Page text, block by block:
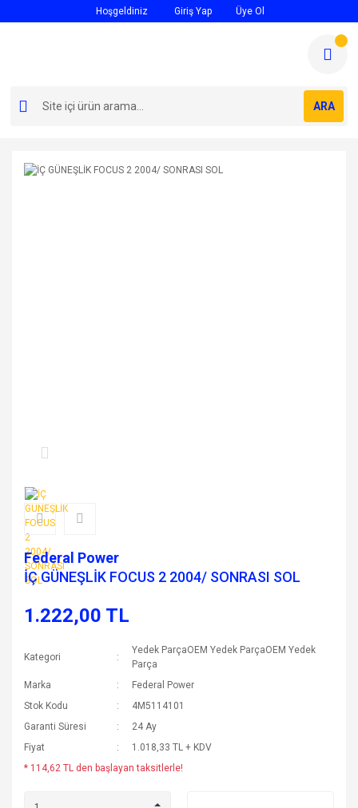
Hoşgeldiniz Giriş Yap Üye Ol
ARA
Federal Power
İÇ GÜNEŞLİK FOCUS 2 2004/ SONRASI SOL
1.222,00 TL
Kategori
Yedek ParçaOEM Yedek ParçaOEM Yedek
Parça
Marka
Federal Power
Stok Kodu
4M5114101
Garanti Süresi
24 Ay
Fiyat
1.018,33 TL + KDV
* 114,62 TL den başlayan taksitlerle!